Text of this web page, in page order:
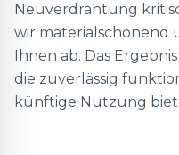
Neuverdrahtung
wir materialschonend
Ihnen ab. Das
die zuverlässig
künftige Nutzung